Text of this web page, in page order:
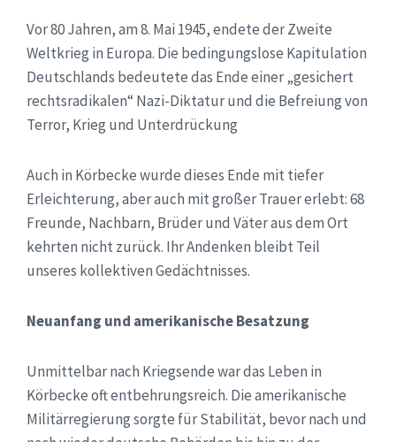
Vor 80 Jahren, am 8. Mai 1945, endete der Zweite
Weltkrieg in Europa. Die bedingungslose Kapitulation
Deutschlands bedeutete das Ende einer „gesichert
rechtsradikalen“ Nazi-Diktatur und die Befreiung von
Terror, Krieg und Unterdrückung
Auch in Körbecke wurde dieses Ende mit tiefer
Erleichterung, aber auch mit großer Trauer erlebt: 68
Freunde, Nachbarn, Brüder und Väter aus dem Ort
kehrten nicht zurück. Ihr Andenken bleibt Teil
unseres kollektiven Gedächtnisses.
Neuanfang und amerikanische Besatzung
Unmittelbar nach Kriegsende war das Leben in
Körbecke oft entbehrungsreich. Die amerikanische
Militärregierung sorgte für Stabilität, bevor nach und